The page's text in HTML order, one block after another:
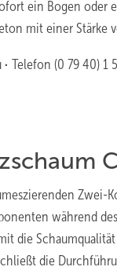
ein Bogen oder
mit einer Stärke
· Telefon (0 79 40) 1
Zwei-
während
die
die